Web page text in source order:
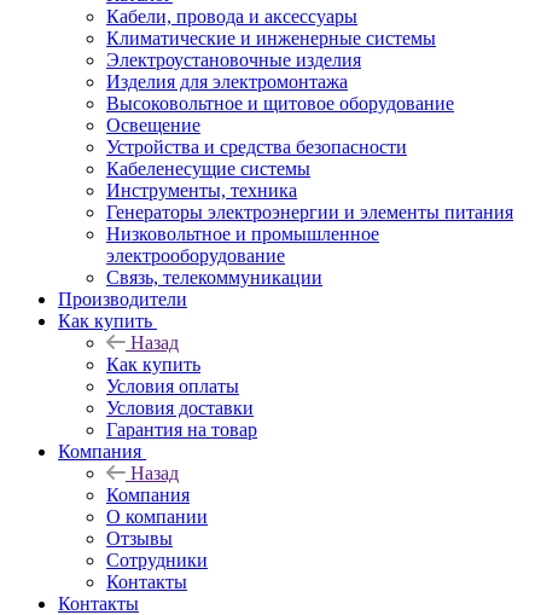
Кабели, провода и аксессуары
Климатические и инженерные системы
Электроустановочные изделия
Изделия для электромонтажа
Высоковольтное и щитовое оборудование
Освещение
Устройства и средства безопасности
Кабеленесущие системы
Инструменты, техника
Генераторы электроэнергии и элементы питания
Низковольтное и промышленное
электрооборудование
Связь, телекоммуникации
Производители
Как купить
Назад
Как купить
Условия оплаты
Условия доставки
Гарантия на товар
Компания
Назад
Компания
О компании
Отзывы
Сотрудники
Контакты
Контакты